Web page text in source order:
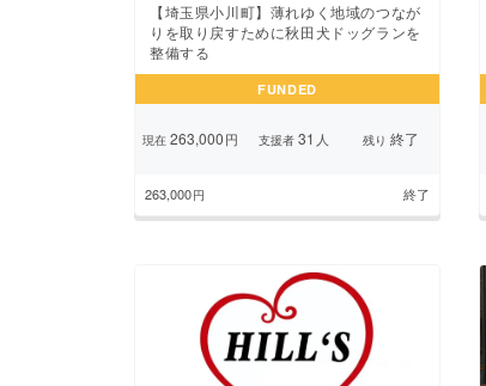
【埼玉県小川町】薄れゆく地域のつなが
りを取り戻すために秋田犬ドッグランを
整備する
FUNDED
現在263,000円 支援者31 人 残り 終了
263,000円 終了